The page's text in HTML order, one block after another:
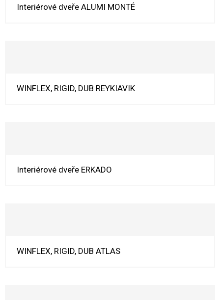
Interiérové dveře ALUMI MONTÉ
WINFLEX, RIGID, DUB REYKIAVIK
Interiérové dveře ERKADO
WINFLEX, RIGID, DUB ATLAS